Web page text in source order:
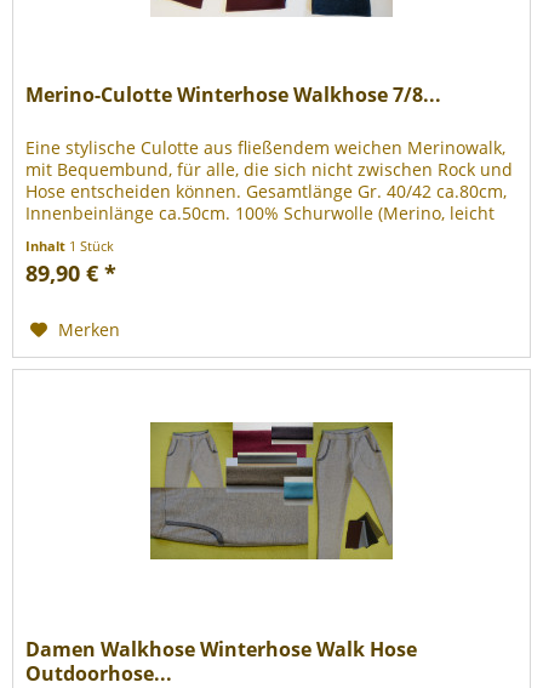
Merino-Culotte Winterhose Walkhose 7/8...
Eine stylische Culotte aus fließendem weichen Merinowalk,
mit Bequembund, für alle, die sich nicht zwischen Rock und
Hose entscheiden können. Gesamtlänge Gr. 40/42 ca.80cm,
Innenbeinlänge ca.50cm. 100% Schurwolle (Merino, leicht
Inhalt 1 Stück
89,90 € *
Merken
Damen Walkhose Winterhose Walk Hose
Outdoorhose...